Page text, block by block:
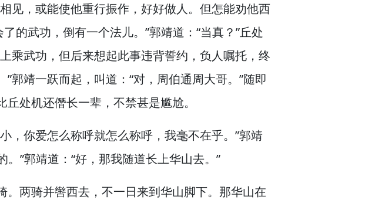
见， 或能使他重行振作， 好好做人。 但怎能劝他西
的武功， 倒有一个法儿。”郭靖道：“当真？”丘处
乘武功， 但后来想起此事违背誓约， 负人嘱托， 终
”郭靖一跃而起， 叫道：“对， 周伯通周大哥。”随即
丘处机还僭长一辈， 不禁甚是尴尬。
， 你爱怎么称呼就怎么称呼， 我毫不在乎。”郭靖
。”郭靖道：“好， 那我随道长上华山去。”
两骑并辔西去， 不一日来到华山脚下。 那华山在